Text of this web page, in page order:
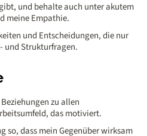
und behalte auch unter akutem
meine Empathie.
und Entscheidungen, die nur
und Strukturfragen.
zu allen
das motiviert.
so, dass mein Gegenüber wirksam